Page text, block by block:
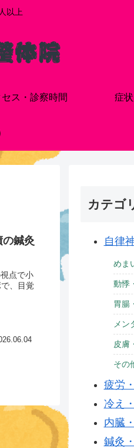
以上
セス・診察時間 症状
鍼灸
点で小
、目覚
カテゴ
自律
めま
動悸
胃腸
メン
皮膚
その
疲労
冷え
内臓
鍼灸